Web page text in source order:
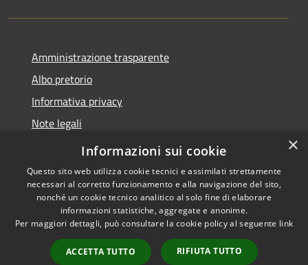
Amministrazione trasparente
Albo pretorio
Informativa privacy
Note legali
Dichiarazione di accessibilità
Accessibilità
Copyright © 2026 • Comune di
Bollate • Powered by
Municipium•
Accesso
×
Informazioni sui cookie
Questo sito web utilizza cookie tecnici e assimilati strettamente
necessari al corretto funzionamento e alla navigazione del sito,
nonché un cookie tecnico analitico al solo fine di elaborare
informazioni statistiche, aggregate e anonime.
Per maggiori dettagli, può consultare la cookie policy al seguente link
ACCETTA TUTTO RIFIUTA TUTTO